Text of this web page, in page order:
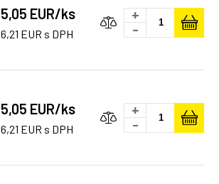
5,05 EUR/ks
6,21 EUR s DPH
+
-
5,05 EUR/ks
6,21 EUR s DPH
+
-